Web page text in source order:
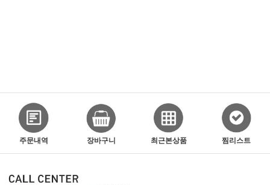
주문내역 장바구니 최근본상품 찜리스트